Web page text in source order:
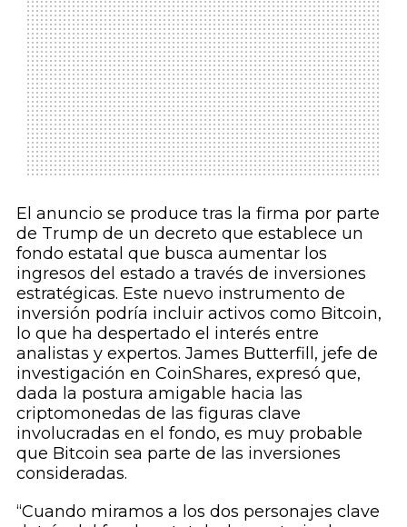
El anuncio se produce tras la firma por parte
de Trump de un decreto que establece un
fondo estatal que busca aumentar los
ingresos del estado a través de inversiones
estratégicas. Este nuevo instrumento de
inversión podría incluir activos como Bitcoin,
lo que ha despertado el interés entre
analistas y expertos. James Butterfill, jefe de
investigación en CoinShares, expresó que,
dada la postura amigable hacia las
criptomonedas de las figuras clave
involucradas en el fondo, es muy probable
que Bitcoin sea parte de las inversiones
consideradas.
“Cuando miramos a los dos personajes clave